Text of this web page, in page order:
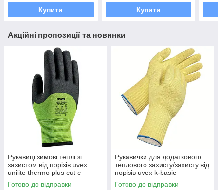
Купити Купити
Акційні пропозиції та новинки
Рукавиці зимові теплі зі
захистом від порізів uvex
unilite thermo plus cut c
(6059109) 09/L
Готово до відправки
Рукавички для додаткового
теплового захисту/захисту від
порізів uvex k-basic
Готово до відправки